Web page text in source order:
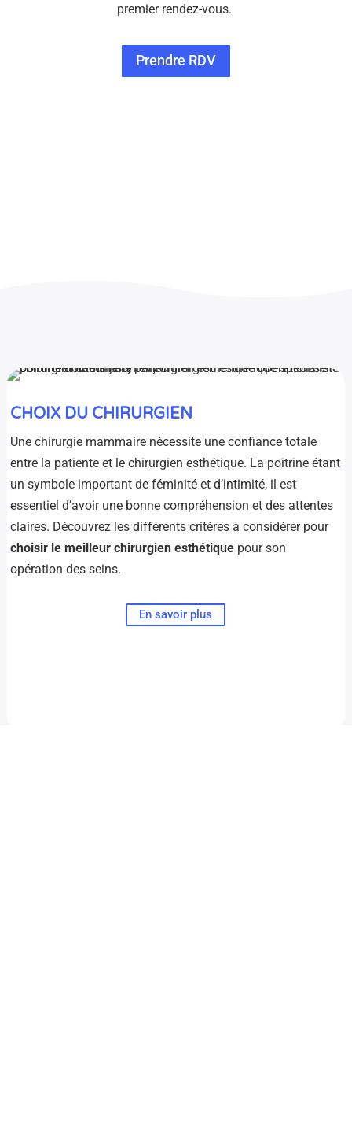
premier rendez-vous.
Prendre RDV
CHOIX DU CHIRURGIEN
Une chirurgie mammaire nécessite une confiance totale
entre la patiente et le chirurgien esthétique. La poitrine étant
un symbole important de féminité et d’intimité, il est
essentiel d’avoir une bonne compréhension et des attentes
claires. Découvrez les différents critères à considérer pour
choisir le meilleur chirurgien esthétique pour son
opération des seins.
En savoir plus